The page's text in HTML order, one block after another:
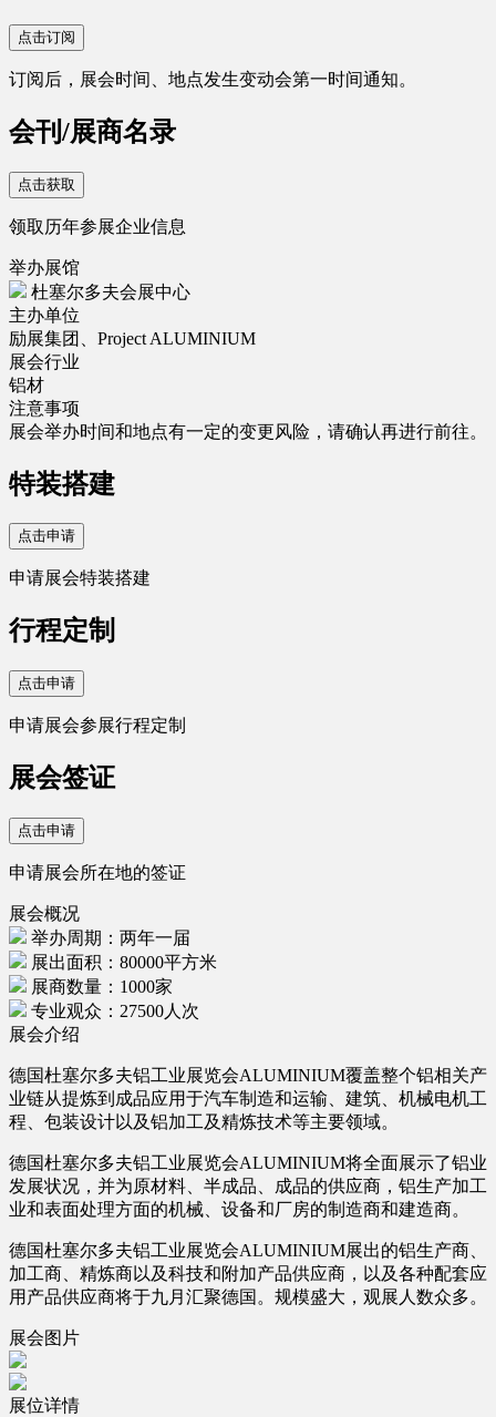
点击订阅
订阅后，展会时间、地点发生变动会第一时间通知。
会刊/展商名录
点击获取
领取历年参展企业信息
举办展馆
杜塞尔多夫会展中心
主办单位
励展集团、Project ALUMINIUM
展会行业
铝材
注意事项
展会举办时间和地点有一定的变更风险，请确认再进行前往。
特装搭建
点击申请
申请展会特装搭建
行程定制
点击申请
申请展会参展行程定制
展会签证
点击申请
申请展会所在地的签证
展会概况
举办周期：两年一届
展出面积：80000平方米
展商数量：1000家
专业观众：27500人次
展会介绍
德国杜塞尔多夫铝工业展览会ALUMINIUM覆盖整个铝相关产
业链从提炼到成品应用于汽车制造和运输、建筑、机械电机工
程、包装设计以及铝加工及精炼技术等主要领域。
德国杜塞尔多夫铝工业展览会ALUMINIUM将全面展示了铝业
发展状况，并为原材料、半成品、成品的供应商，铝生产加工
业和表面处理方面的机械、设备和厂房的制造商和建造商。
德国杜塞尔多夫铝工业展览会ALUMINIUM展出的铝生产商、
加工商、精炼商以及科技和附加产品供应商，以及各种配套应
用产品供应商将于九月汇聚德国。规模盛大，观展人数众多。
展会图片
展位详情